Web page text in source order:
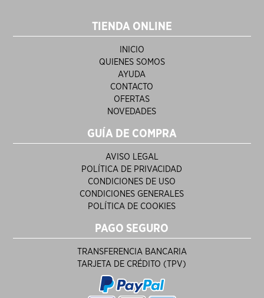
TIENDA ONLINE
INICIO
QUIENES SOMOS
AYUDA
CONTACTO
OFERTAS
NOVEDADES
GUÍA DE COMPRA
AVISO LEGAL
POLÍTICA DE PRIVACIDAD
CONDICIONES DE USO
CONDICIONES GENERALES
POLÍTICA DE COOKIES
PAGO SEGURO
TRANSFERENCIA BANCARIA
TARJETA DE CRÉDITO (TPV)